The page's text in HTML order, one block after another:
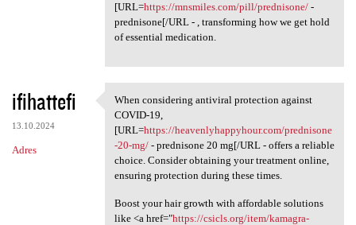
[URL=https://mnsmiles.com/pill/prednisone/-
prednisone[/URL - , transforming how we get hold
of essential medication.
ifihattefi
13.10.2024
Adres
When considering antiviral
When considering antiviral protection against
COVID-19,
[URL=https://heavenlyhappyhour.com/prednisone
-20-mg/- prednisone 20 mg[/URL - offers a reliable
choice. Consider obtaining your treatment online,
ensuring protection during these times.
Boost your hair growth with affordable solutions
like <a href="https://csicls.org/item/kamagra-